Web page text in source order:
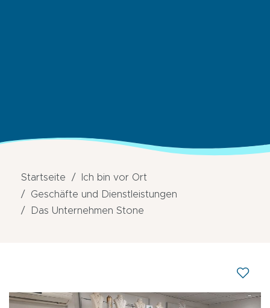
Startseite
Ich bin vor Ort
Geschäfte und Dienstleistungen
Das Unternehmen Stone